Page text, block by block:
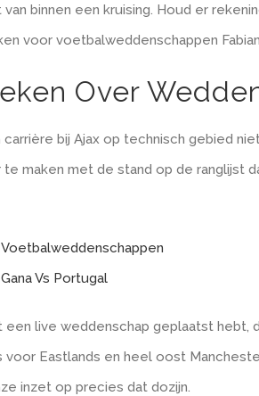
binnen een kruising. Houd er
voor voetbalweddenschappen
Over
carrière bij Ajax op technisch gebied
maken met de stand op de ranglijst
Voetbalweddenschappen
Vs Portugal
een live weddenschap geplaatst hebt,
voor Eastlands en heel oost
inzet op precies dat dozijn.